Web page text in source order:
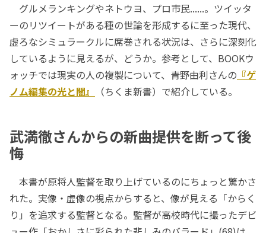
グルメランキングやネトウヨ、プロ市民......。ツイッタ
ーのリツイートがある種の世論を形成するに至った現代、
虚ろなシミュラークルに席巻される状況は、さらに深刻化
しているように見えるが、どうか。参考として、BOOKウ
ォッチでは現実の人の複製について、青野由利さんの 『ゲ
ノム編集の光と闇』
（ちくま新書）で紹介している。
武満徹さんからの新曲提供を断って後
悔
本書が原将人監督を取り上げているのにちょっと驚かさ
れた。実像・虚像の視点からすると、像が見える「からく
り」を追求する監督となる。監督が高校時代に撮ったデビ